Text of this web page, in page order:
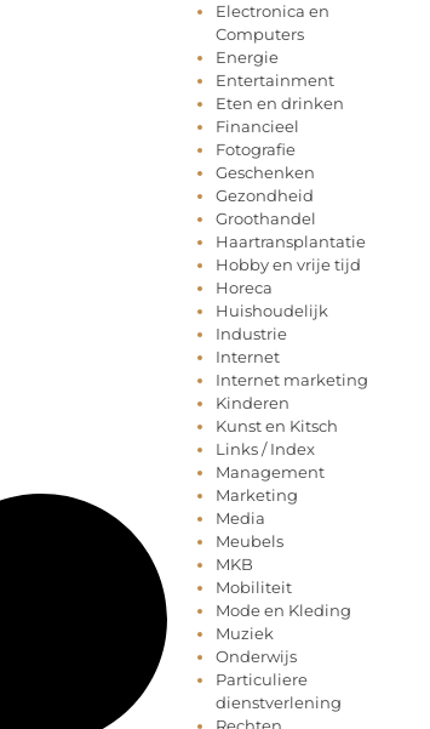
Electronica en
Computers
Energie
Entertainment
Eten en drinken
Financieel
Fotografie
Geschenken
Gezondheid
Groothandel
Haartransplantatie
Hobby en vrije tijd
Horeca
Huishoudelijk
Industrie
Internet
Internet marketing
Kinderen
Kunst en Kitsch
Links / Index
Management
Marketing
Media
Meubels
MKB
Mobiliteit
Mode en Kleding
Muziek
Onderwijs
Particuliere
dienstverlening